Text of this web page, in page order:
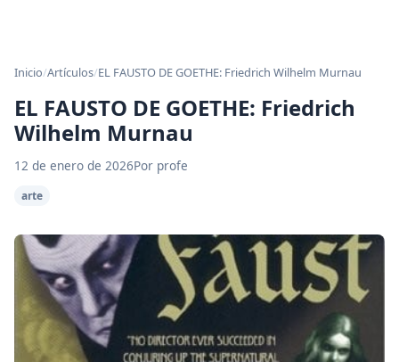
Inicio/Artículos/EL FAUSTO DE GOETHE: Friedrich Wilhelm Murnau
EL FAUSTO DE GOETHE: Friedrich
Wilhelm Murnau
12 de enero de 2026Por profe
arte